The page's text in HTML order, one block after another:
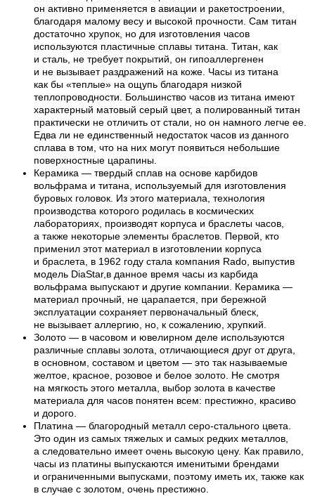
он активно применяется в авиации и ракетостроении,
благодаря малому весу и высокой прочности. Сам титан
достаточно хрупок, но для изготовления часов
используются пластичные сплавы титана. Титан, как
и сталь, не требует покрытий, он гипоаллергенен
и не вызывает раздражений на коже. Часы из титана
как бы «теплые» на ощупь благодаря низкой
теплопроводности. Большинство часов из титана имеют
характерный матовый серый цвет, а полированный титан
практически не отличить от стали, но он намного легче ее.
Едва ли не единственный недостаток часов из данного
сплава в том, что на них могут появиться небольшие
поверхностные царапины.
Керамика — твердый сплав на основе карбидов
вольфрама и титана, используемый для изготовления
буровых головок. Из этого материала, технология
производства которого родилась в космических
лабораториях, производят корпуса и браслеты часов,
а также некоторые элементы браслетов. Первой, кто
применил этот материал в изготовлении корпуса
и браслета, в 1962 году стала компания Rado, выпустив
модель DiaStar,в данное время часы из карбида
вольфрама выпускают и другие компании. Керамика —
материал прочный, не царапается, при бережной
эксплуатации сохраняет первоначальный блеск,
не вызывает аллергию, но, к сожалению, хрупкий.
Золото — в часовом и ювелирном деле используются
различные сплавы золота, отличающиеся друг от друга,
в основном, составом и цветом — это так называемые
желтое, красное, розовое и белое золото. Не смотря
на мягкость этого металла, выбор золота в качестве
материала для часов понятен всем: престижно, красиво
и дорого.
Платина — благородный металл серо-стального цвета.
Это один из самых тяжелых и самых редких металлов,
а следовательно имеет очень высокую цену. Как правило,
часы из платины выпускаются именитыми брендами
и ограниченными выпусками, поэтому иметь их, также как
в случае с золотом, очень престижно.